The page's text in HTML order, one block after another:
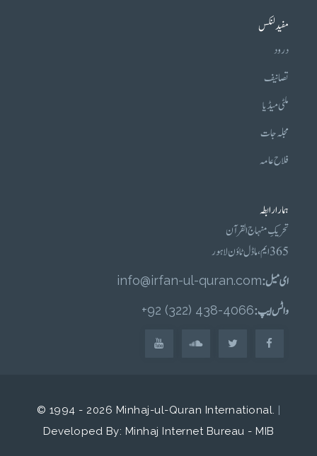
مفید لنکس
درود
تصانیف
ملٹی میڈیا
مجلہ جات
فلاح عامہ
ہمارا رابطہ
تحریکِ منہاج القرآن
365 ایم، ماڈل ٹاؤن لاہور
ای میل :info@irfan-ul-quran.com
واٹس ایپ :4066-438 (322) 92+
© 1994 - 2026 Minhaj-ul-Quran International.
|
Developed By: Minhaj Internet Bureau - MIB